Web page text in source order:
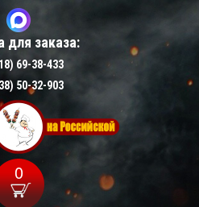
для заказа:
69-38-433
50-32-903
0